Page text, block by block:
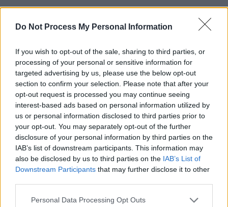
Do Not Process My Personal Information
If you wish to opt-out of the sale, sharing to third parties, or
processing of your personal or sensitive information for
targeted advertising by us, please use the below opt-out
section to confirm your selection. Please note that after your
opt-out request is processed you may continue seeing
interest-based ads based on personal information utilized by
us or personal information disclosed to third parties prior to
your opt-out. You may separately opt-out of the further
disclosure of your personal information by third parties on the
IAB’s list of downstream participants. This information may
also be disclosed by us to third parties on the IAB’s List of
Downstream Participants that may further disclose it to other
Personal Data Processing Opt Outs
ad